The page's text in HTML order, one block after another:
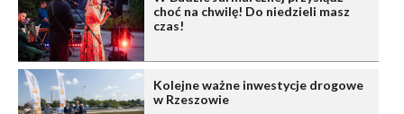
choć na chwilę! Do niedzieli masz
czas!
Kolejne ważne inwestycje drogowe
w Rzeszowie